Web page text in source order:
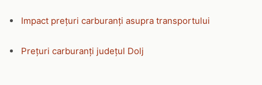
Impact prețuri carburanți asupra transportului
Prețuri carburanți județul Dolj